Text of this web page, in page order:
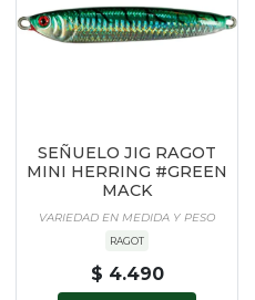
SEÑUELO JIG RAGOT
MINI HERRING #GREEN
MACK
VARIEDAD EN MEDIDA Y PESO
RAGOT
$ 4.490